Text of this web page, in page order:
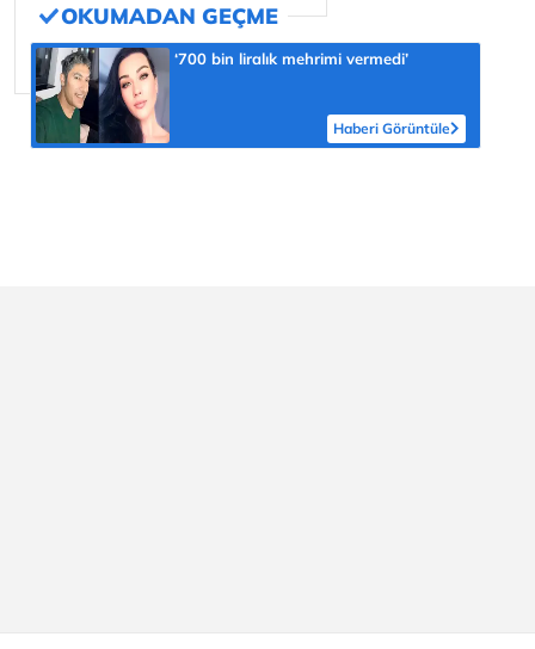
‘700 bin liralık mehrimi vermedi’
Haberi Görüntüle